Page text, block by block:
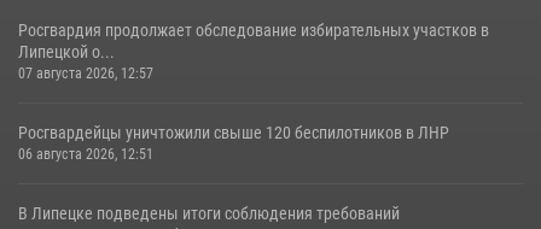
Росгвардия продолжает обследование избирательных участков в
Липецкой о...
07 августа 2026, 12:57
Росгвардейцы уничтожили свыше 120 беспилотников в ЛНР
06 августа 2026, 12:51
В Липецке подведены итоги соблюдения требований